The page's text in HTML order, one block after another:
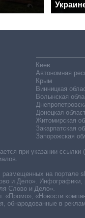
Киев
Автономная
Крым
Винницкая
Волынская
Донецкая
Житомирская
Закарпатская
Запорожская
при указании
на портале
Дело». Инфографики,
Слово и Дело».
«Новости
обнародованные в